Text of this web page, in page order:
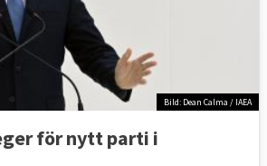
Bild: Dean Calma / IAEA
för nytt parti i